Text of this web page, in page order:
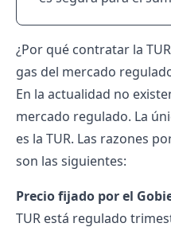
¿Por qué contratar la
gas del mercado
En la actualidad no
mercado regulado. La
es la TUR. Las razones
son las siguientes:
Precio fijado por el
TUR está regulado